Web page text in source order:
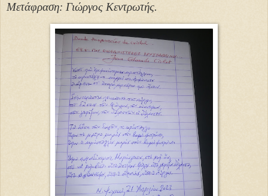
Μετάφραση: Γιώργος Κεντρωτής.